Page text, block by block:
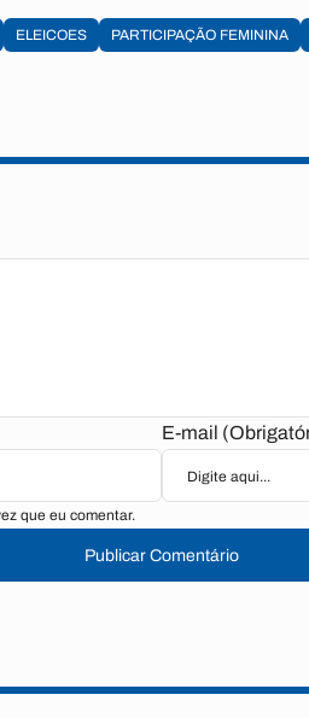
ELEICOES PARTICIPAÇÃO FEMININA
E-mail
que eu comentar.
Publicar Comentário